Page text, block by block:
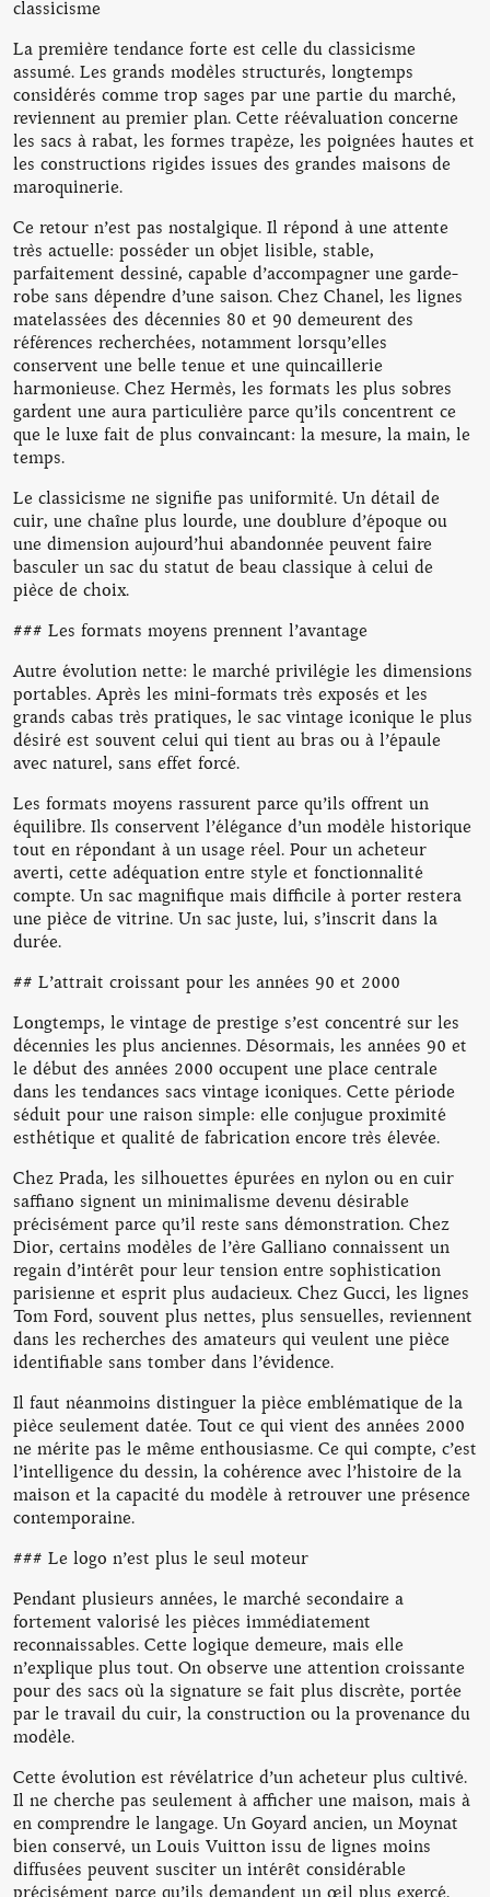
classicisme
La première tendance forte est celle du classicisme
assumé. Les grands modèles structurés, longtemps
considérés comme trop sages par une partie du marché,
reviennent au premier plan. Cette réévaluation concerne
les sacs à rabat, les formes trapèze, les poignées hautes et
les constructions rigides issues des grandes maisons de
maroquinerie.
Ce retour n’est pas nostalgique. Il répond à une attente
très actuelle: posséder un objet lisible, stable,
parfaitement dessiné, capable d’accompagner une garde-
robe sans dépendre d’une saison. Chez Chanel, les lignes
matelassées des décennies 80 et 90 demeurent des
références recherchées, notamment lorsqu’elles
conservent une belle tenue et une quincaillerie
harmonieuse. Chez Hermès, les formats les plus sobres
gardent une aura particulière parce qu’ils concentrent ce
que le luxe fait de plus convaincant: la mesure, la main, le
temps.
Le classicisme ne signifie pas uniformité. Un détail de
cuir, une chaîne plus lourde, une doublure d’époque ou
une dimension aujourd’hui abandonnée peuvent faire
basculer un sac du statut de beau classique à celui de
pièce de choix.
### Les formats moyens prennent l’avantage
Autre évolution nette: le marché privilégie les dimensions
portables. Après les mini-formats très exposés et les
grands cabas très pratiques, le sac vintage iconique le plus
désiré est souvent celui qui tient au bras ou à l’épaule
avec naturel, sans effet forcé.
Les formats moyens rassurent parce qu’ils offrent un
équilibre. Ils conservent l’élégance d’un modèle historique
tout en répondant à un usage réel. Pour un acheteur
averti, cette adéquation entre style et fonctionnalité
compte. Un sac magnifique mais difficile à porter restera
une pièce de vitrine. Un sac juste, lui, s’inscrit dans la
durée.
## L’attrait croissant pour les années 90 et 2000
Longtemps, le vintage de prestige s’est concentré sur les
décennies les plus anciennes. Désormais, les années 90 et
le début des années 2000 occupent une place centrale
dans les tendances sacs vintage iconiques. Cette période
séduit pour une raison simple: elle conjugue proximité
esthétique et qualité de fabrication encore très élevée.
Chez Prada, les silhouettes épurées en nylon ou en cuir
saffiano signent un minimalisme devenu désirable
précisément parce qu’il reste sans démonstration. Chez
Dior, certains modèles de l’ère Galliano connaissent un
regain d’intérêt pour leur tension entre sophistication
parisienne et esprit plus audacieux. Chez Gucci, les lignes
Tom Ford, souvent plus nettes, plus sensuelles, reviennent
dans les recherches des amateurs qui veulent une pièce
identifiable sans tomber dans l’évidence.
Il faut néanmoins distinguer la pièce emblématique de la
pièce seulement datée. Tout ce qui vient des années 2000
ne mérite pas le même enthousiasme. Ce qui compte, c’est
l’intelligence du dessin, la cohérence avec l’histoire de la
maison et la capacité du modèle à retrouver une présence
contemporaine.
### Le logo n’est plus le seul moteur
Pendant plusieurs années, le marché secondaire a
fortement valorisé les pièces immédiatement
reconnaissables. Cette logique demeure, mais elle
n’explique plus tout. On observe une attention croissante
pour des sacs où la signature se fait plus discrète, portée
par le travail du cuir, la construction ou la provenance du
modèle.
Cette évolution est révélatrice d’un acheteur plus cultivé.
Il ne cherche pas seulement à afficher une maison, mais à
en comprendre le langage. Un Goyard ancien, un Moynat
bien conservé, un Louis Vuitton issu de lignes moins
diffusées peuvent susciter un intérêt considérable
précisément parce qu’ils demandent un œil plus exercé.